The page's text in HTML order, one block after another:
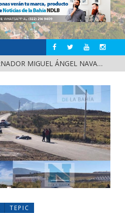
FORTALECE GOBERNADOR MIGUEL ÁNGEL NAVARRO LA COORDINACIÓN CON EL SECTOR EDUCATIVO EN NAYARIT
TEPIC